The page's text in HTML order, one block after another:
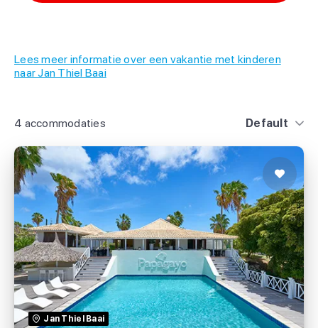
4 accommodaties Default
Jan Thiel Baai
Papagayo Beach Resort
TUI
Lees meer informatie over een vakantie met kinderen
naar Jan Thiel Baai